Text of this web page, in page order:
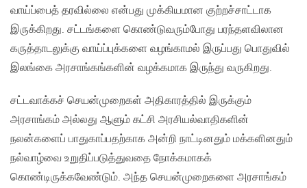
வாய்ப்பைத் தரவில்லை என்பது முக்கியமான குற்றச்சாட்டாக
இருக்கிறது. சட்டங்களை கொண்டுவரும்போது பரந்தளவிலான
கருத்தாடலுக்கு வாய்ப்புக்களை வழங்காமல் இருப்பது பொதுவில்
இலங்கை அரசாங்கங்களின் வழக்கமாக இருந்து வருகிறது.
சட்டவாக்கச் செயன்முறைகள் அதிகாரத்தில் இருக்கும்
அரசாங்கம் அல்லது ஆளும் கட்சி அரசியல்வாதிகளின்
நலன்களைப் பாதுகாப்பதற்காக அன்றி நாட்டினதும் மக்களினதும்
நல்வாழ்வை உறுதிப்படுத்துவதை நோக்கமாகக்
கொண்டிருக்கவேண்டும். அந்த செயன்முறைகளை அரசாங்கம்